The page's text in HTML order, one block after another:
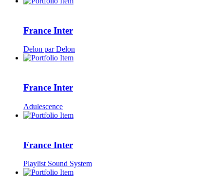
France Inter
Delon par Delon
France Inter
Adulescence
France Inter
Playlist Sound System